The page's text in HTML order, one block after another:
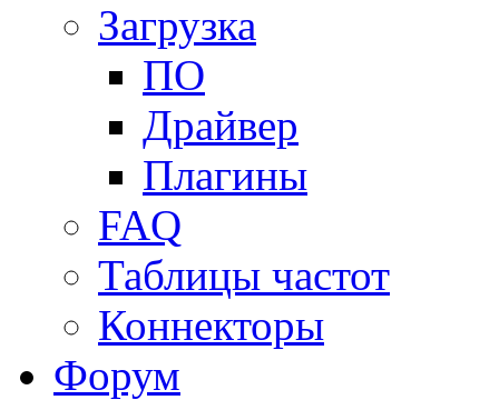
Загрузка
ПО
Драйвер
Плагины
FAQ
Таблицы частот
Коннекторы
Форум